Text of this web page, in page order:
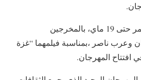
وتحتفي الدورة، التي تستمر حتى 19 ماي، بالمخرجين
وعرب ناصر ،بمناسبة فيلمهما “غزة
المهرجان.